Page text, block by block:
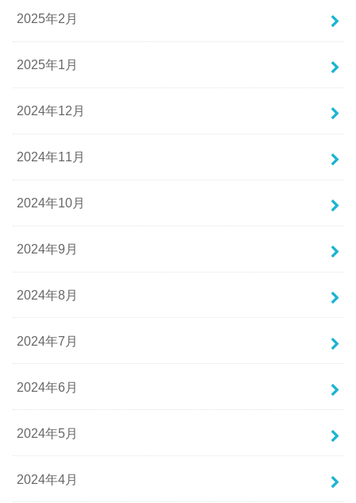
2025年2月
2025年1月
2024年12月
2024年11月
2024年10月
2024年9月
2024年8月
2024年7月
2024年6月
2024年5月
2024年4月